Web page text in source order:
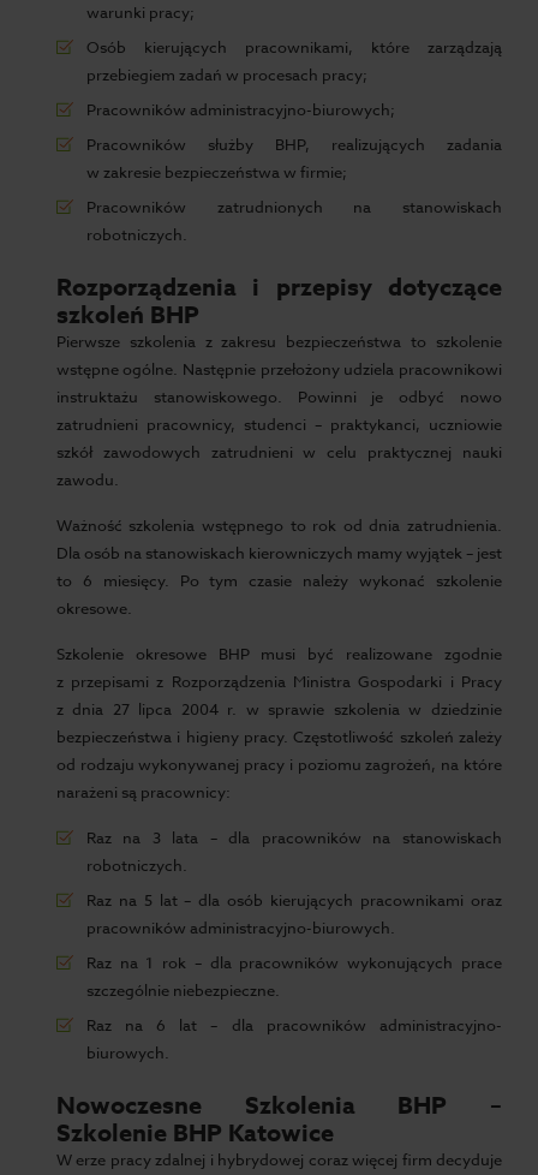
warunki pracy;
Osób kierujących pracownikami, które zarządzają
przebiegiem zadań w procesach pracy;
Pracowników administracyjno-biurowych;
Pracowników służby BHP, realizujących zadania
w zakresie bezpieczeństwa w firmie;
Pracowników zatrudnionych na stanowiskach
robotniczych.
Rozporządzenia i przepisy dotyczące
szkoleń BHP
Pierwsze szkolenia z zakresu bezpieczeństwa to szkolenie
wstępne ogólne. Następnie przełożony udziela pracownikowi
instruktażu stanowiskowego. Powinni je odbyć nowo
zatrudnieni pracownicy, studenci – praktykanci, uczniowie
szkół zawodowych zatrudnieni w celu praktycznej nauki
zawodu.
Ważność szkolenia wstępnego to rok od dnia zatrudnienia.
Dla osób na stanowiskach kierowniczych mamy wyjątek – jest
to 6 miesięcy. Po tym czasie należy wykonać szkolenie
okresowe.
Szkolenie okresowe BHP musi być realizowane zgodnie
z przepisami z Rozporządzenia Ministra Gospodarki i Pracy
z dnia 27 lipca 2004 r. w sprawie szkolenia w dziedzinie
bezpieczeństwa i higieny pracy. Częstotliwość szkoleń zależy
od rodzaju wykonywanej pracy i poziomu zagrożeń, na które
narażeni są pracownicy:
Raz na 3 lata – dla pracowników na stanowiskach
robotniczych.
Raz na 5 lat – dla osób kierujących pracownikami oraz
pracowników administracyjno-biurowych.
Raz na 1 rok – dla pracowników wykonujących prace
szczególnie niebezpieczne.
Raz na 6 lat – dla pracowników administracyjno-
biurowych.
Nowoczesne Szkolenia BHP –
Szkolenie BHP Katowice
W erze pracy zdalnej i hybrydowej coraz więcej firm decyduje